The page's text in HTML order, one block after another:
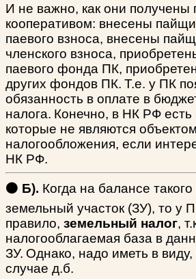
И не важно, как они получены
кооперативом: внесены
паевого взноса, внесены
членского взноса,
паевого фонда ПК,
других фондов ПК. Т.е. у ПК
обязанность в оплате в
налога. Конечно, в НК РФ есть
которые не являются объектом
налогообложения, если
НК РФ.
🟠 Б). Когда на балансе
земельный участок (ЗУ), то у
правило, земельный налог,
налогооблагаемая база в
ЗУ. Однако, надо иметь в
случае д.б.